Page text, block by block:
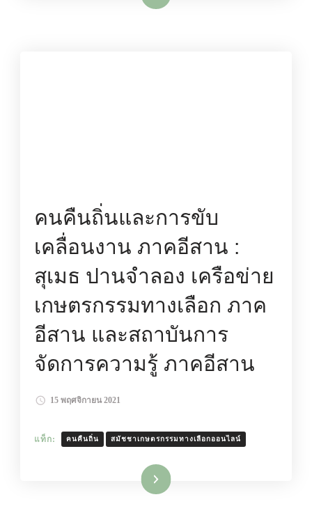
คนคืนถิ่นและการขับ
เคลื่อนงาน ภาคอีสาน :
สุเมธ ปานจำลอง เครือข่าย
เกษตรกรรมทางเลือก ภาค
อีสาน และสถาบันการ
จัดการความรู้ ภาคอีสาน
15 พฤศจิกายน 2021
แท็ก: คนคืนถิ่น สมัชชาเกษตรกรรมทางเลือกออนไลน์
อ่านเพิ่มเติม